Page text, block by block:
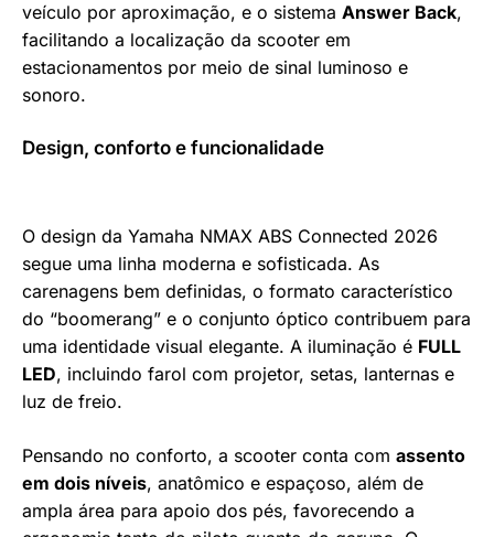
veículo por aproximação, e o sistema Answer Back,
facilitando a localização da scooter em
estacionamentos por meio de sinal luminoso e
sonoro.
Design, conforto e funcionalidade
O design da Yamaha NMAX ABS Connected 2026
segue uma linha moderna e sofisticada. As
carenagens bem definidas, o formato característico
do “boomerang” e o conjunto óptico contribuem para
uma identidade visual elegante. A iluminação é FULL
LED, incluindo farol com projetor, setas, lanternas e
luz de freio.
Pensando no conforto, a scooter conta com assento
em dois níveis, anatômico e espaçoso, além de
ampla área para apoio dos pés, favorecendo a